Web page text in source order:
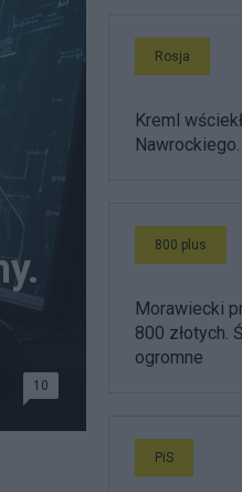
10
Rosja
Kreml
800 plus
Morawiecki
800 złotych.
ogromne
PiS